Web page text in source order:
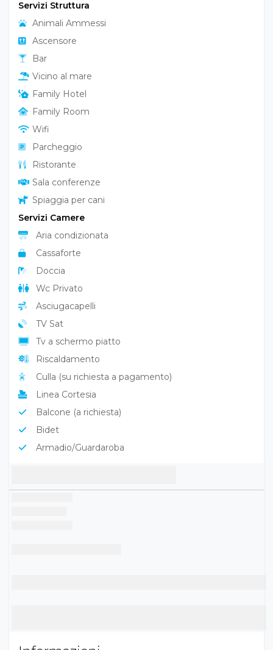
Servizi Struttura
Animali Ammessi
Ascensore
Bar
Vicino al mare
Family Hotel
Family Room
Wifi
Parcheggio
Ristorante
Sala conferenze
Spiaggia per cani
Servizi Camere
Aria condizionata
Cassaforte
Doccia
Wc Privato
Asciugacapelli
TV Sat
Tv a schermo piatto
Riscaldamento
Culla (su richiesta a pagamento)
Linea Cortesia
Balcone (a richiesta)
Bidet
Armadio/Guardaroba